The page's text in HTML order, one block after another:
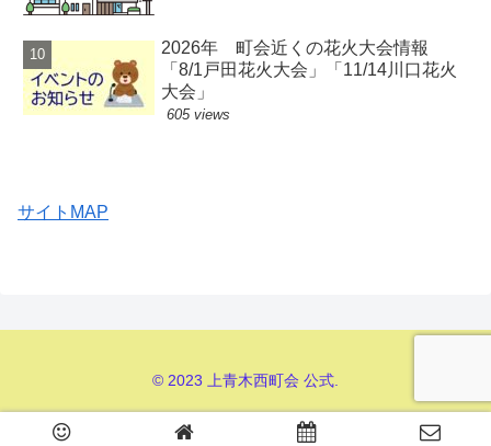
2026年 町会近くの花火大会情報
「8/1戸田花火大会」「11/14川口花火
大会」
605 views
サイトMAP
© 2023 上青木西町会 公式.